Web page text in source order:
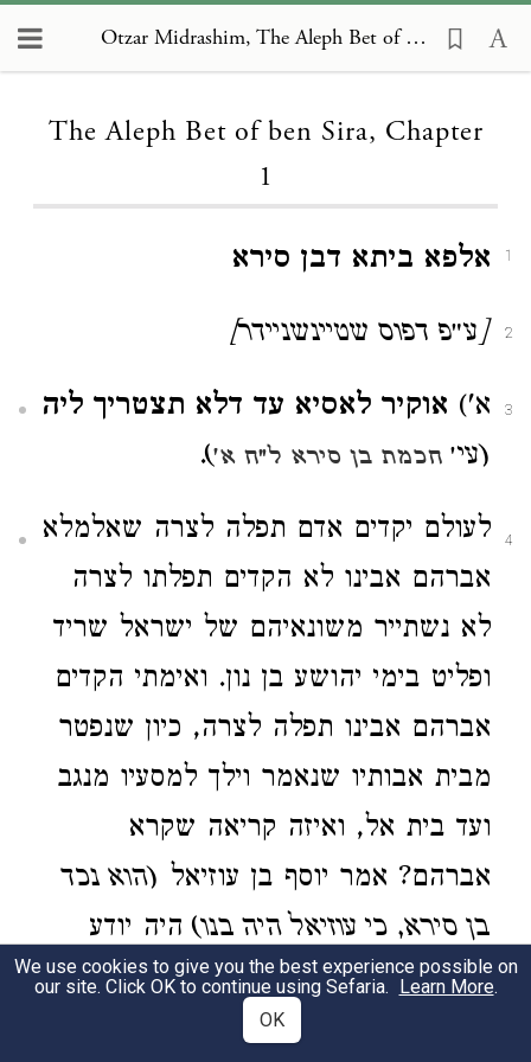
Otzar Midrashim, The Aleph Bet of ben Sira 1
The Aleph Bet of ben Sira, Chapter
1
1 אלפא ביתא דבן סירא
2 [ע״פ דפוס שטיינשניידר]
3 א') אוקיר לאסיא עד דלא תצטריך ליה
(עי׳ חכמת בן סירא ל״ח א')
.
4
לעולם יקדים אדם תפלה לצרה שאלמלא
אברהם אבינו לא הקדים תפלתו לצרה
לא נשתייר משונאיהם של ישראל שריד
ופליט בימי יהושע בן נון. ואימתי הקדים
אברהם אבינו תפלה לצרה, כיון שנפטר
מבית אבותיו שנאמר וילך למסעיו מנגב
ועד בית אל, ואיזה קריאה שקרא
אברהם? אמר יוסף בן עוזיאל (הוא נכד
בן סירא, כי עוזיאל היה בנו)היה יודע
אברהם אבינו מעשה עכן שהיה עתיד
לעשות וראה בנבואתו שלא ישתייר
We use cookies to give you the best experience possible on
our site. Click OK to continue using Sefaria. Learn More.
OK